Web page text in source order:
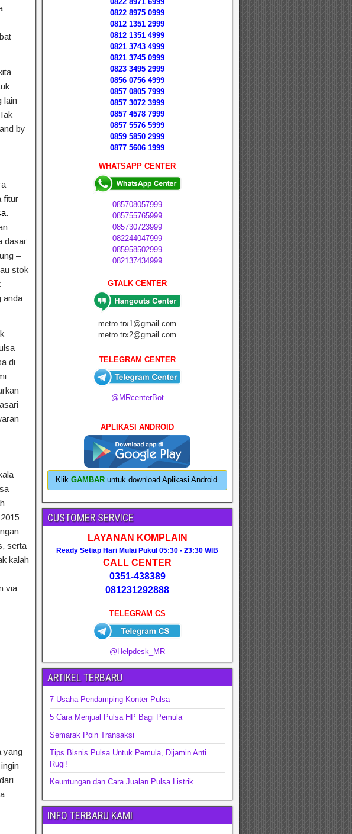
lain
by
fitur
.
dasar
–
stok
–
anda
di
serta
kalah
via
yang
0822 8975 0999
0812 1351 2999
0812 1351 4999
0821 3743 4999
0821 3745 0999
0823 3495 2999
0856 0756 4999
0857 0805 7999
0857 3072 3999
0857 4578 7999
0857 5576 5999
0859 5850 2999
0877 5606 1999
WHATSAPP CENTER
085708057999
085755765999
085730723999
082244047999
085958502999
082137434999
GTALK CENTER
metro.trx1@gmail.com
metro.trx2@gmail.com
TELEGRAM CENTER
@MRcenterBot
APLIKASI ANDROID
Klik GAMBAR untuk download Aplikasi Android.
CUSTOMER SERVICE
LAYANAN KOMPLAIN
Ready Setiap Hari Mulai Pukul 05:30 - 23:30 WIB
CALL CENTER
0351-438389
081231292888
TELEGRAM CS
@Helpdesk_MR
ARTIKEL TERBARU
7 Usaha Pendamping Konter Pulsa
5 Cara Menjual Pulsa HP Bagi Pemula
Semarak Poin Transaksi
Tips Bisnis Pulsa Untuk Pemula, Dijamin Anti
Rugi!
Keuntungan dan Cara Jualan Pulsa Listrik
INFO TERBARU KAMI